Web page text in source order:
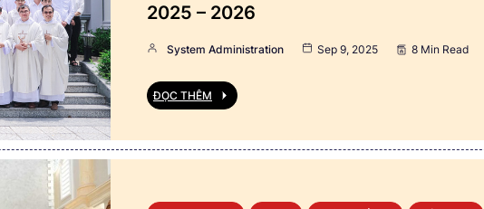
2025 – 2026
System Administration Sep 9, 2025 8 Min Read
ĐỌC THÊM